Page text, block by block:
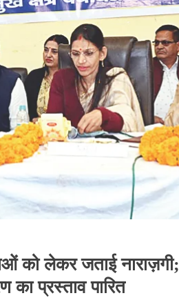
को लेकर जताई नाराज़गी;
का प्रस्ताव पारित